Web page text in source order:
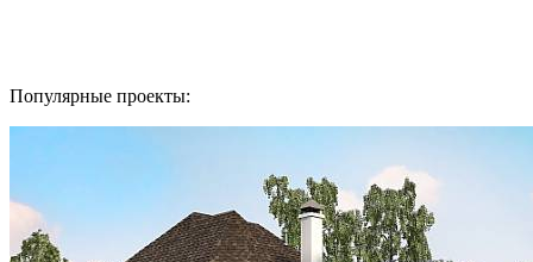
Популярные проекты: